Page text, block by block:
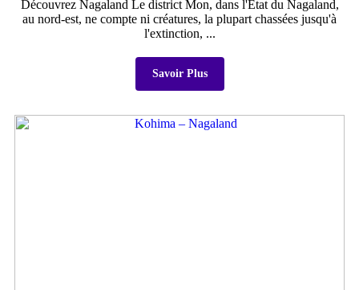
Découvrez Nagaland Le district Mon, dans l'État du Nagaland,
au nord-est, ne compte ni créatures, la plupart chassées jusqu'à
l'extinction, ...
Savoir Plus